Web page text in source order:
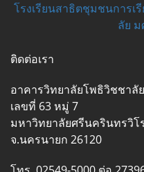
โรงเรียนสาธิตชุมชนการเ
ลัย
ติดต่อเรา
อาคารวิทยาลัยโพธิวิชชาลัย
เลขที่ 63 หมู่ 7
มหาวิทยาลัยศรีนครินทรวิ
จ.นครนายก 26120